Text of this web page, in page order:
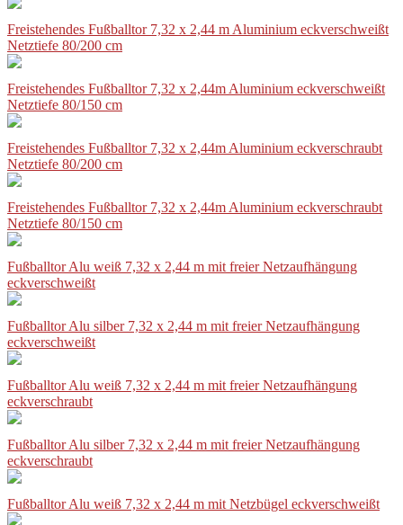
Freistehendes Fußballtor 7,32 x 2,44 m Aluminium eckverschweißt
Netztiefe 80/200 cm
Freistehendes Fußballtor 7,32 x 2,44m Aluminium eckverschweißt
Netztiefe 80/150 cm
Freistehendes Fußballtor 7,32 x 2,44m Aluminium eckverschraubt
Netztiefe 80/200 cm
Freistehendes Fußballtor 7,32 x 2,44m Aluminium eckverschraubt
Netztiefe 80/150 cm
Fußballtor Alu weiß 7,32 x 2,44 m mit freier Netzaufhängung
eckverschweißt
Fußballtor Alu silber 7,32 x 2,44 m mit freier Netzaufhängung
eckverschweißt
Fußballtor Alu weiß 7,32 x 2,44 m mit freier Netzaufhängung
eckverschraubt
Fußballtor Alu silber 7,32 x 2,44 m mit freier Netzaufhängung
eckverschraubt
Fußballtor Alu weiß 7,32 x 2,44 m mit Netzbügel eckverschweißt